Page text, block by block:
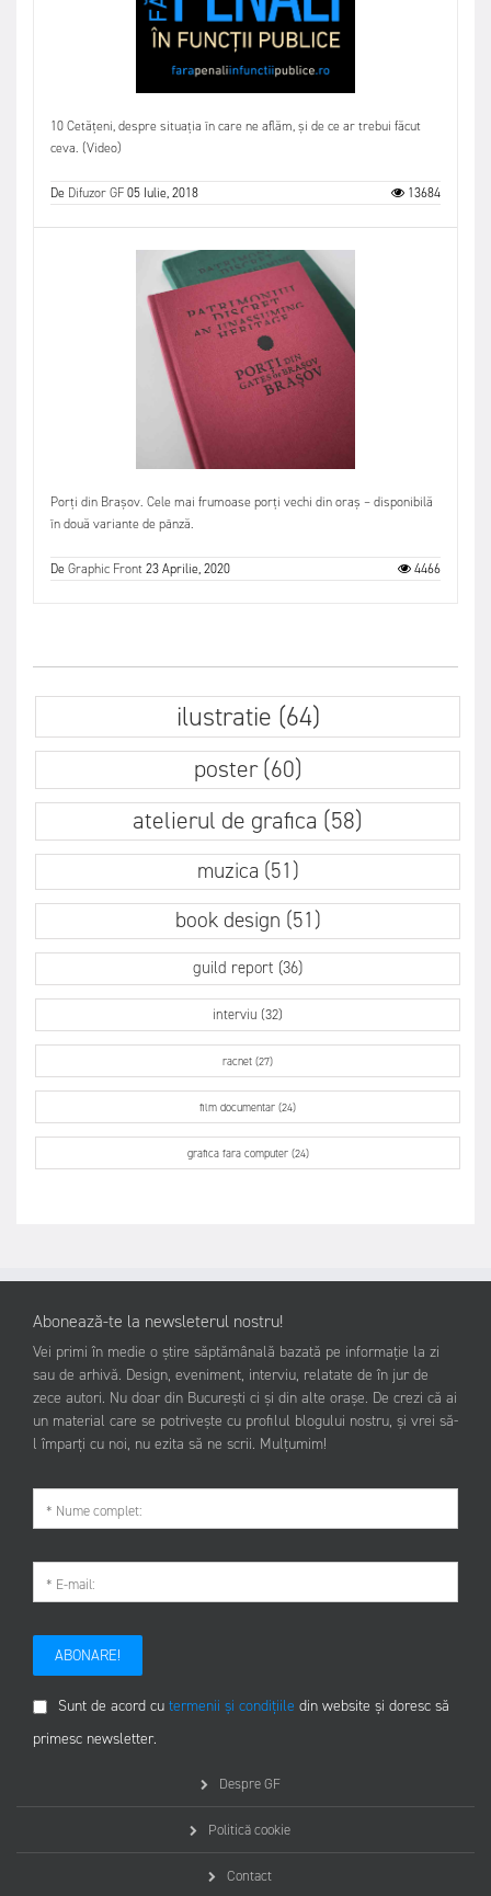
10 Cetățeni, despre situația în care ne aflăm, și de ce ar trebui făcut
ceva. (Video)
De Difuzor GF05 Iulie, 2018 13684
Porți din Brașov. Cele mai frumoase porți vechi din oraș – disponibilă
în două variante de pânză.
DeGraphic Front23 Aprilie, 2020 4466
ilustratie (64)
poster (60)
atelierul de grafica (58)
muzica (51)
book design (51)
guild report (36)
interviu (32)
racnet (27)
film documentar (24)
grafica fara computer (24)
Abonează-te la newsleterul nostru!
Vei primi în medie o știre săptămânală bazată pe informație la zi
sau de arhivă. Design, eveniment, interviu, relatate de în jur de
zece autori. Nu doar din București ci și din alte orașe. De crezi că ai
un material care se potrivește cu profilul blogului nostru, și vrei să-
l împarți cu noi, nu ezita să ne scrii. Mulțumim!
ABONARE!
Sunt de acord cu termenii și condițiile din website și doresc să
primesc newsletter.
Despre GF
Politică cookie
Contact